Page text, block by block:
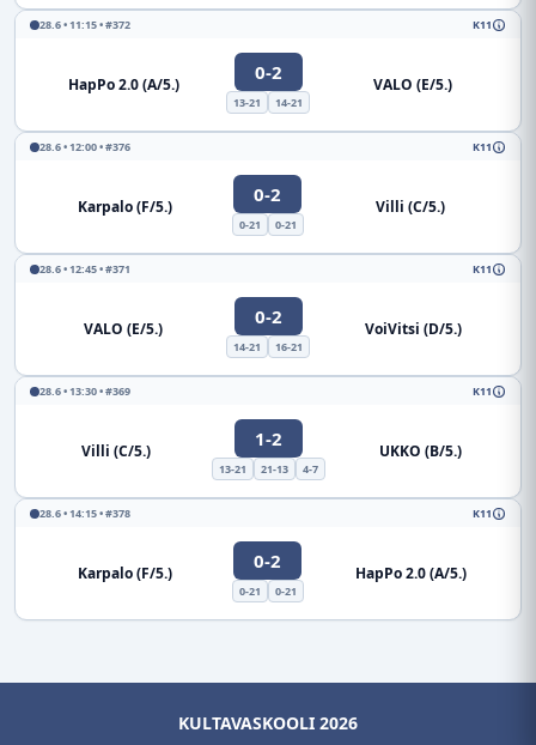
28.6 • 11:15 • #372 K11
HapPo 2.0 (A/5.) 0-2
13-21 14-21
VALO (E/5.)
28.6 • 12:00 • #376 K11
Karpalo (F/5.) 0-2
0-21 0-21
Villi (C/5.)
28.6 • 12:45 • #371 K11
VALO (E/5.) 0-2
14-21 16-21
VoiVitsi (D/5.)
28.6 • 13:30 • #369 K11
Villi (C/5.) 1-2
13-21 21-13 4-7
UKKO (B/5.)
28.6 • 14:15 • #378 K11
Karpalo (F/5.) 0-2
0-21 0-21
HapPo 2.0 (A/5.)
KULTAVASKOOLI 2026